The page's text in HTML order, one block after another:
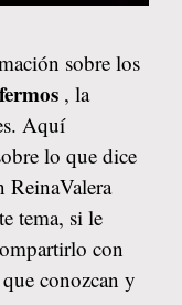
sobre los
, la
Aquí
lo que dice
ReinaValera
tema, si le
con
conozcan y